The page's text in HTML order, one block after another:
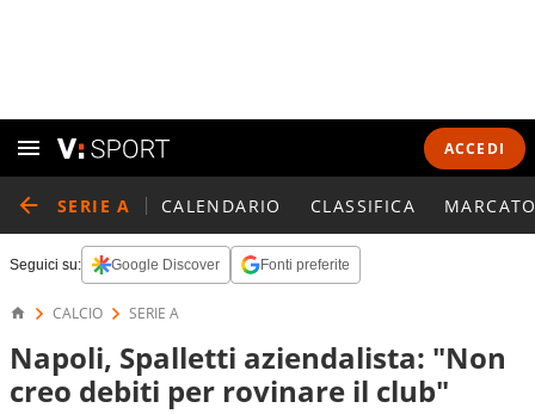
ACCEDI
SERIE A CALENDARIO CLASSIFICA
Seguici su: Google Discover Fonti preferite
CALCIO SERIE A
Napoli, Spalletti aziendalista: "Non
creo debiti per rovinare il club"